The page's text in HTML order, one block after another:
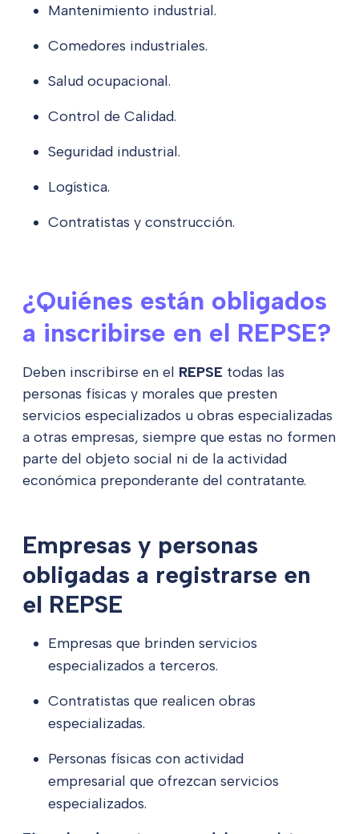
Mantenimiento industrial.
Comedores industriales.
Salud ocupacional.
Control de Calidad.
Seguridad industrial.
Logística.
Contratistas y construcción.
¿Quiénes están obligados
a inscribirse en el REPSE?
Deben inscribirse en el REPSE todas las
personas físicas y morales que presten
servicios especializados u obras especializadas
a otras empresas, siempre que estas no formen
parte del objeto social ni de la actividad
económica preponderante del contratante.
Empresas y personas
obligadas a registrarse en
el REPSE
Empresas que brinden servicios
especializados a terceros.
Contratistas que realicen obras
especializadas.
Personas físicas con actividad
empresarial que ofrezcan servicios
especializados.